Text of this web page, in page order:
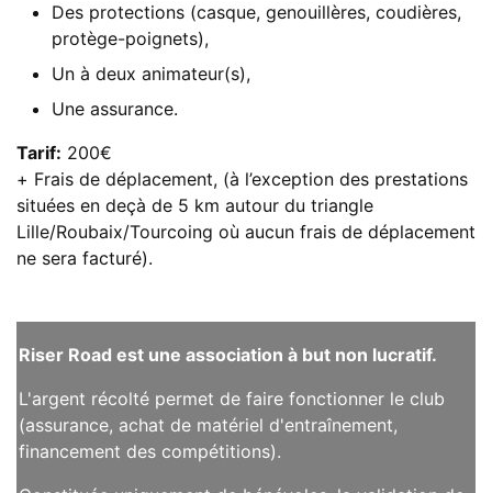
Des protections (casque, genouillères, coudières,
protège-poignets),
Un à deux animateur(s),
Une assurance.
Tarif: 200€
+ Frais de déplacement, (à l’exception des prestations
situées en deçà de 5 km autour du triangle
Lille/Roubaix/Tourcoing où aucun frais de déplacement
ne sera facturé).
Riser Road est une association à but non lucratif.
L'argent récolté permet de faire fonctionner le club
(assurance, achat de matériel d'entraînement,
financement des compétitions).